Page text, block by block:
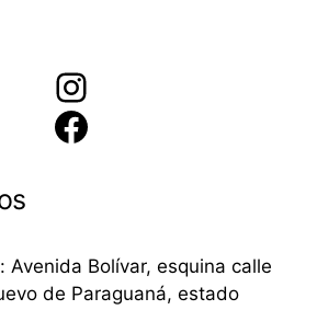
Instagram
Facebook
Avenida Bolívar, esquina calle
de Paraguaná, estado